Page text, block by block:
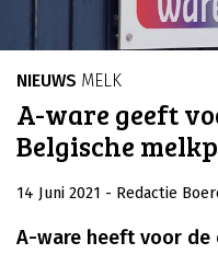
NIEUWS MELK
A-ware geeft
Belgische
14 Juni 2021 - Redactie
A-ware heeft voor